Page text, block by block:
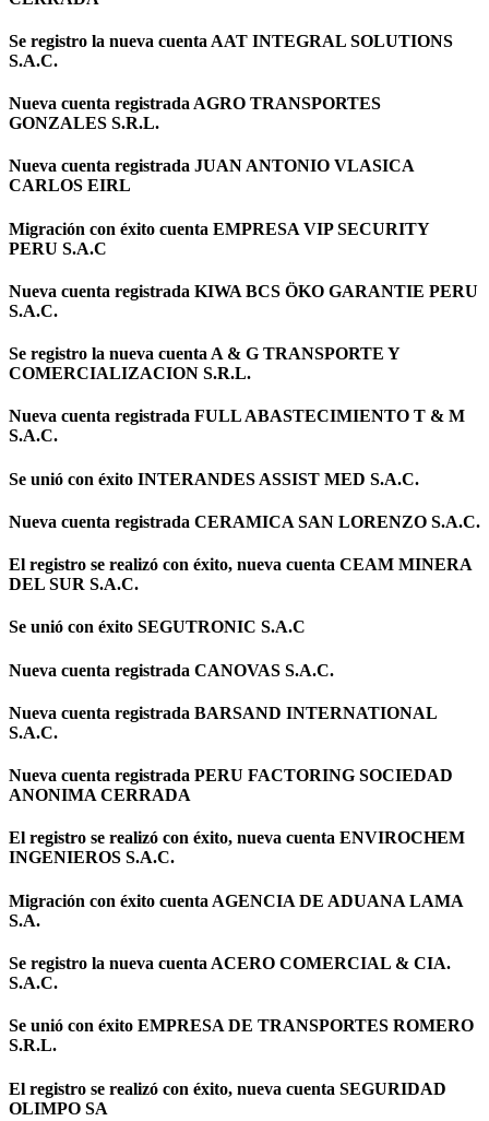
Se registro la nueva cuenta AAT INTEGRAL SOLUTIONS
S.A.C.
Nueva cuenta registrada AGRO TRANSPORTES
GONZALES S.R.L.
Nueva cuenta registrada JUAN ANTONIO VLASICA
CARLOS EIRL
Migración con éxito cuenta EMPRESA VIP SECURITY
PERU S.A.C
Nueva cuenta registrada KIWA BCS ÖKO GARANTIE PERU
S.A.C.
Se registro la nueva cuenta A & G TRANSPORTE Y
COMERCIALIZACION S.R.L.
Nueva cuenta registrada FULL ABASTECIMIENTO T & M
S.A.C.
Se unió con éxito INTERANDES ASSIST MED S.A.C.
Nueva cuenta registrada CERAMICA SAN LORENZO S.A.C.
El registro se realizó con éxito, nueva cuenta CEAM MINERA
DEL SUR S.A.C.
Se unió con éxito SEGUTRONIC S.A.C
Nueva cuenta registrada CANOVAS S.A.C.
Nueva cuenta registrada BARSAND INTERNATIONAL
S.A.C.
Nueva cuenta registrada PERU FACTORING SOCIEDAD
ANONIMA CERRADA
El registro se realizó con éxito, nueva cuenta ENVIROCHEM
INGENIEROS S.A.C.
Migración con éxito cuenta AGENCIA DE ADUANA LAMA
S.A.
Se registro la nueva cuenta ACERO COMERCIAL & CIA.
S.A.C.
Se unió con éxito EMPRESA DE TRANSPORTES ROMERO
S.R.L.
El registro se realizó con éxito, nueva cuenta SEGURIDAD
OLIMPO SA